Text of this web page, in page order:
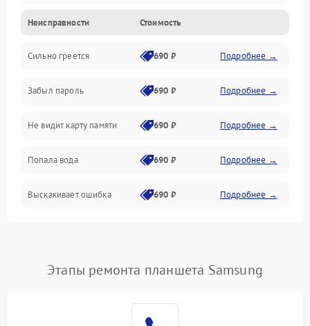
Экран и изображение
Дисплей
Экран (дисплей)
Связь
Разговор (микрофон, динамик)
Перегрев и нестабильная работа
Сеть и интернет
Неисправности Стоимость
Сильно греется 690 ₽ Подробнее →
Забыл пароль 690 ₽ Подробнее →
Не видит карту памяти 690 ₽ Подробнее →
Попала вода 690 ₽ Подробнее →
Выскакивает ошибка 690 ₽ Подробнее →
Этапы ремонта планшета Samsung